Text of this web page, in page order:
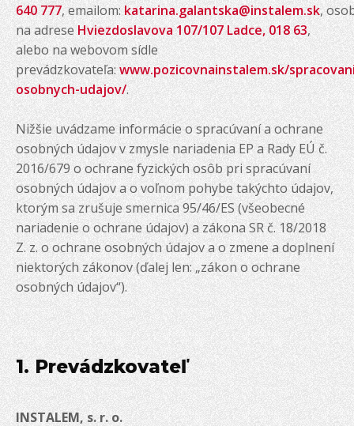
640 777, emailom:katarina.galantska@instalem.sk,
na adrese Hviezdoslavova 107/107 Ladce, 018 63,
alebo na webovom sídle
prevádzkovateľa:www.pozicovnainstalem.sk/
osobnych-udajov/.
Nižšie uvádzame informácie o spracúvaní a ochrane
osobných údajov v zmysle nariadenia EP a Rady EÚ č.
2016/679 o ochrane fyzických osôb pri spracúvaní
osobných údajov a o voľnom pohybe takýchto údajov,
ktorým sa zrušuje smernica 95/46/ES (všeobecné
nariadenie o ochrane údajov) a zákona SR č. 18/2018
Z. z. o ochrane osobných údajov a o zmene a doplnení
niektorých zákonov (ďalej len: „zákon o ochrane
osobných údajov“).
1. Prevádzkovateľ
INSTALEM, s. r. o.